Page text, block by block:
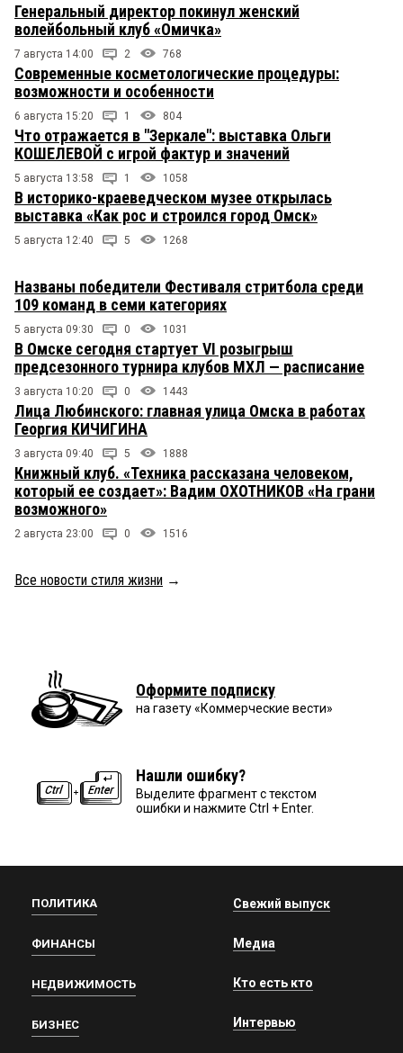
Генеральный директор покинул женский
волейбольный клуб «Омичка»
7 августа 14:00 2 768
Современные косметологические процедуры:
возможности и особенности
6 августа 15:20 1 804
Что отражается в "Зеркале": выставка Ольги
КОШЕЛЕВОЙ с игрой фактур и значений
5 августа 13:58 1 1058
В историко-краеведческом музее открылась
выставка «Как рос и строился город Омск»
5 августа 12:40 5 1268
Названы победители Фестиваля стритбола среди
109 команд в семи категориях
5 августа 09:30 0 1031
В Омске сегодня стартует VI розыгрыш
предсезонного турнира клубов МХЛ — расписание
3 августа 10:20 0 1443
Лица Любинского: главная улица Омска в работах
Георгия КИЧИГИНА
3 августа 09:40 5 1888
Книжный клуб. «Техника рассказана человеком,
который ее создает»: Вадим ОХОТНИКОВ «На грани
возможного»
2 августа 23:00 0 1516
Все новости стиля жизни →
Оформите подписку
на газету «Коммерческие вести»
Нашли ошибку?
Выделите фрагмент с текстом
ошибки и нажмите Ctrl + Enter.
ПОЛИТИКА
ФИНАНСЫ
НЕДВИЖИМОСТЬ
БИЗНЕС
Свежий выпуск
Медиа
Кто есть кто
Интервью